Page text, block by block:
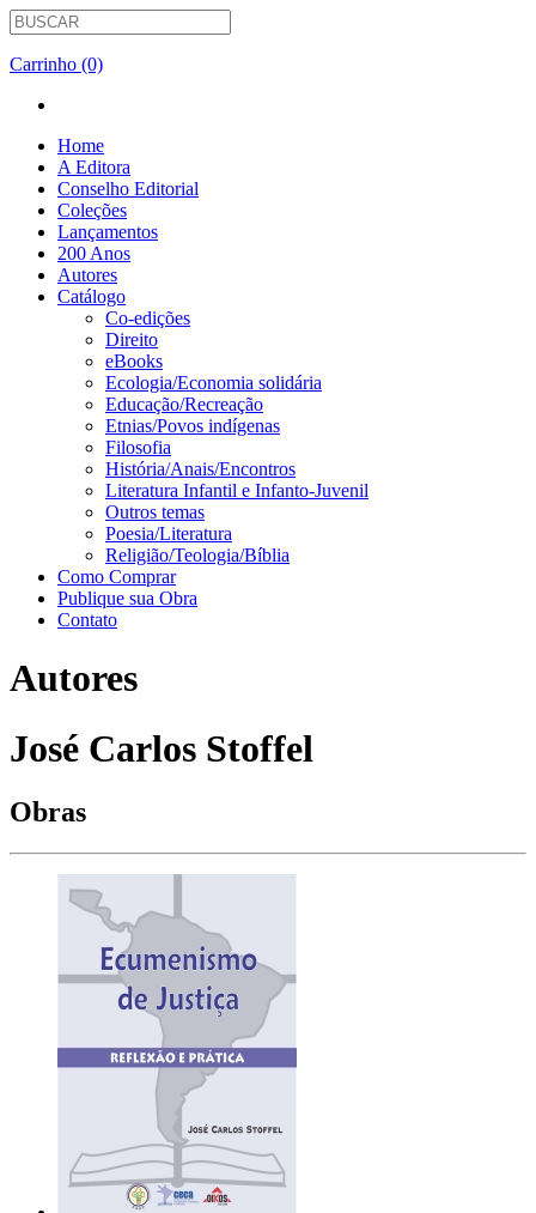
Carrinho (0)
Home
A Editora
Conselho Editorial
Coleções
Lançamentos
200 Anos
Autores
Catálogo
Co-edições
Direito
eBooks
Ecologia/Economia solidária
Educação/Recreação
Etnias/Povos indígenas
Filosofia
História/Anais/Encontros
Literatura Infantil e Infanto-Juvenil
Outros temas
Poesia/Literatura
Religião/Teologia/Bíblia
Como Comprar
Publique sua Obra
Contato
Autores
José Carlos Stoffel
Obras